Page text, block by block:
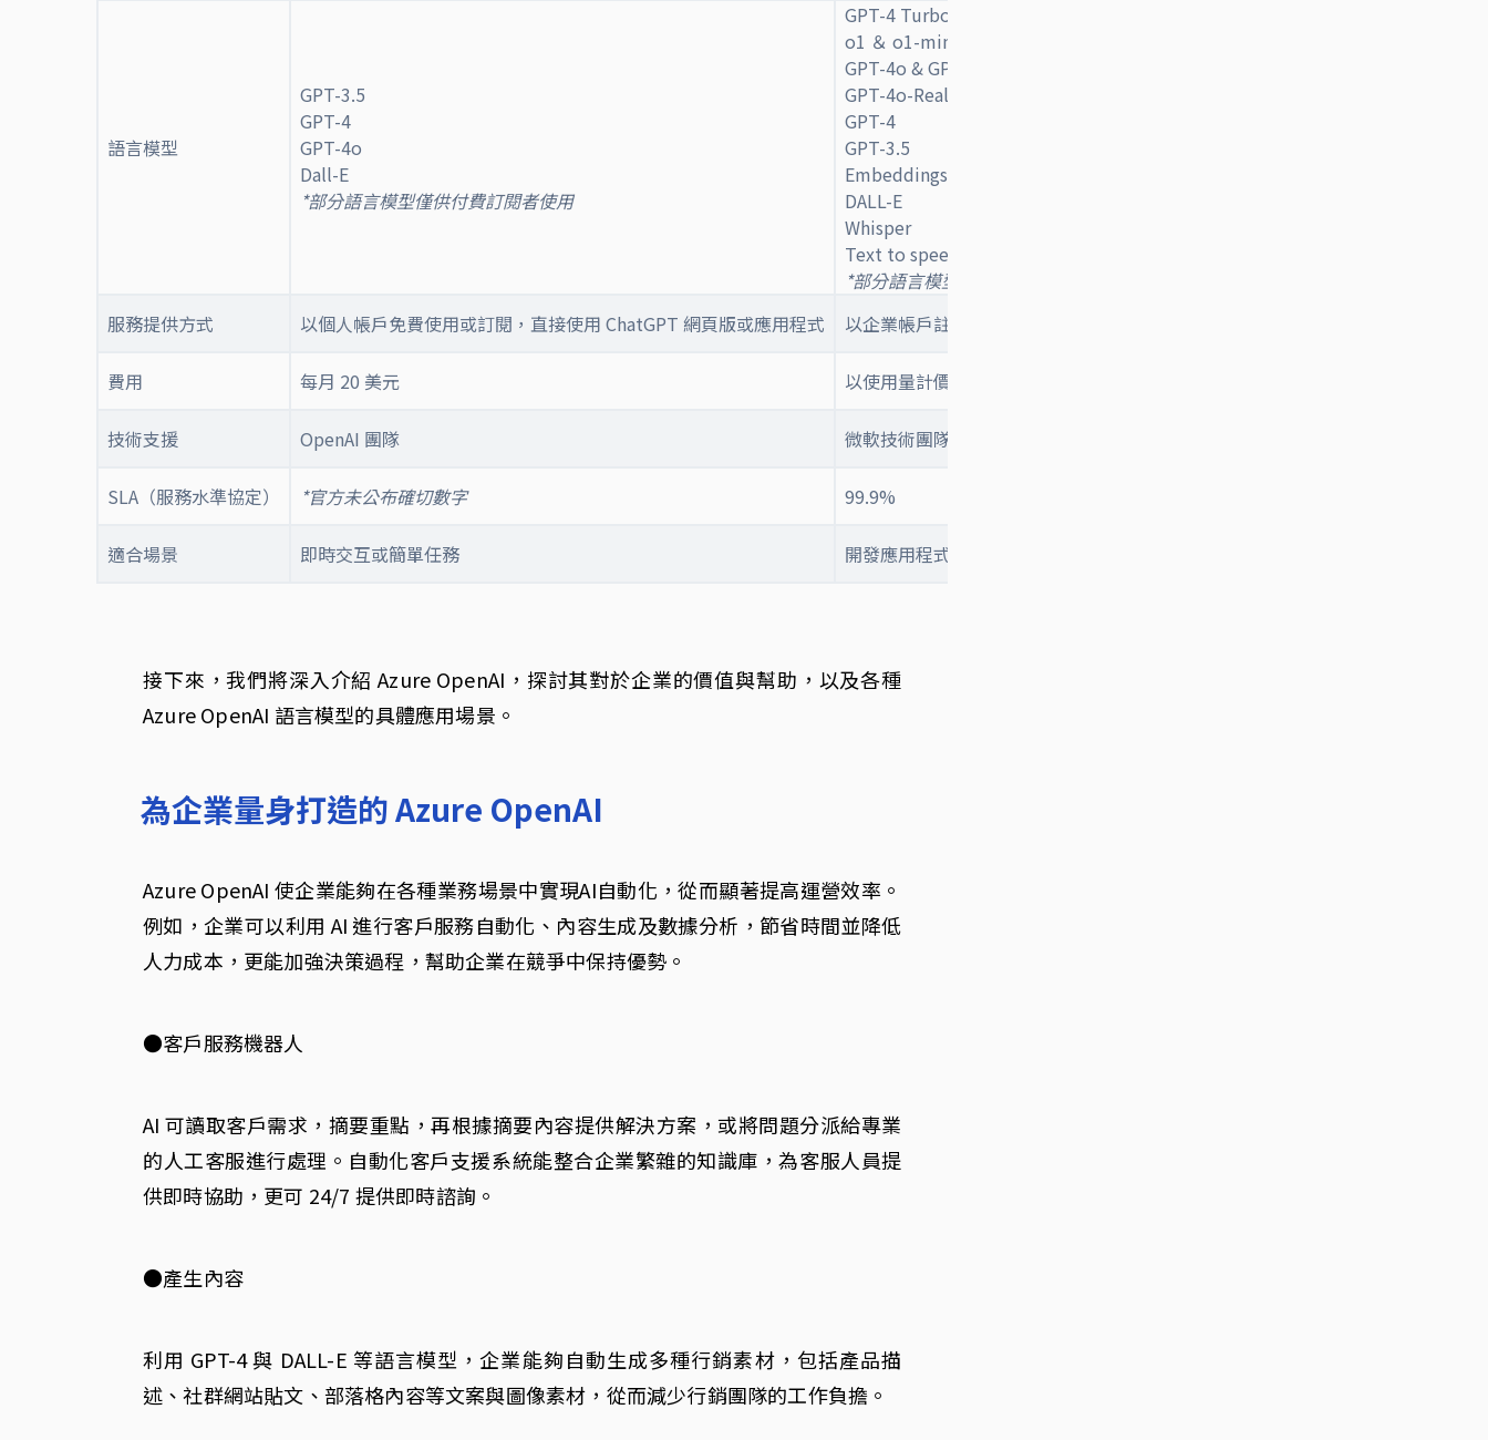
語言模型
GPT-3.5
GPT-4
GPT-4o
Dall-E
*部分語言模型僅供付費訂閱者使用
GPT-4 Turbo
o1 ＆ o1-mini
GPT-4o & GPT-4o mini & GPT-4 Turbo
GPT-4o-Realtime-Preview
GPT-4
GPT-3.5
Embeddings
DALL-E
Whisper
Text to speech
*部分語言模型有使用區域限制
服務提供方式
以個人帳戶免費使用或訂閱，直接使用 ChatGPT 網頁版或應用程式 以企業帳戶註冊 Azure 平台，串連 API
費用 每月 20 美元 以使用量計價
技術支援 OpenAI 團隊 微軟技術團隊
SLA（服務水準協定） *官方未公布確切數字 99.9%
適合場景 即時交互或簡單任務 開發應用程式、批量處理、大規模整合
接下來，我們將深入介紹 Azure OpenAI，探討其對於企業的價值與幫助，以及各種
Azure OpenAI 語言模型的具體應用場景。
為企業量身打造的 Azure OpenAI
Azure OpenAI 使企業能夠在各種業務場景中實現AI自動化，從而顯著提高運營效率。
例如，企業可以利用 AI 進行客戶服務自動化、內容生成及數據分析，節省時間並降低
人力成本，更能加強決策過程，幫助企業在競爭中保持優勢。
●客戶服務機器人
AI 可讀取客戶需求，摘要重點，再根據摘要內容提供解決方案，或將問題分派給專業
的人工客服進行處理。自動化客戶支援系統能整合企業繁雜的知識庫，為客服人員提
供即時協助，更可 24/7 提供即時諮詢。
●產生內容
利用 GPT-4 與 DALL-E 等語言模型，企業能夠自動生成多種行銷素材，包括產品描
述、社群網站貼文、部落格內容等文案與圖像素材，從而減少行銷團隊的工作負擔。